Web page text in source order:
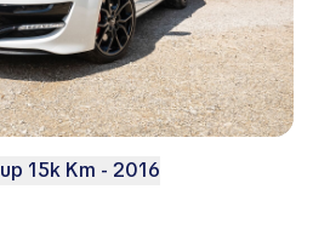
15k Km - 2016